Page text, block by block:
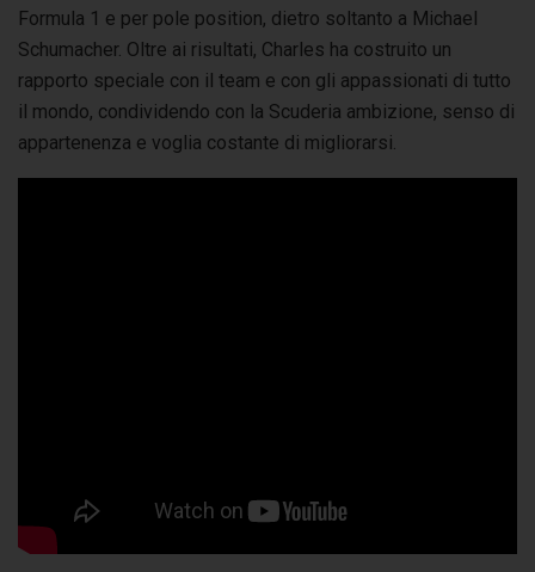
Formula 1 e per pole position, dietro soltanto a Michael
Schumacher. Oltre ai risultati, Charles ha costruito un
rapporto speciale con il team e con gli appassionati di tutto
il mondo, condividendo con la Scuderia ambizione, senso di
appartenenza e voglia costante di migliorarsi.